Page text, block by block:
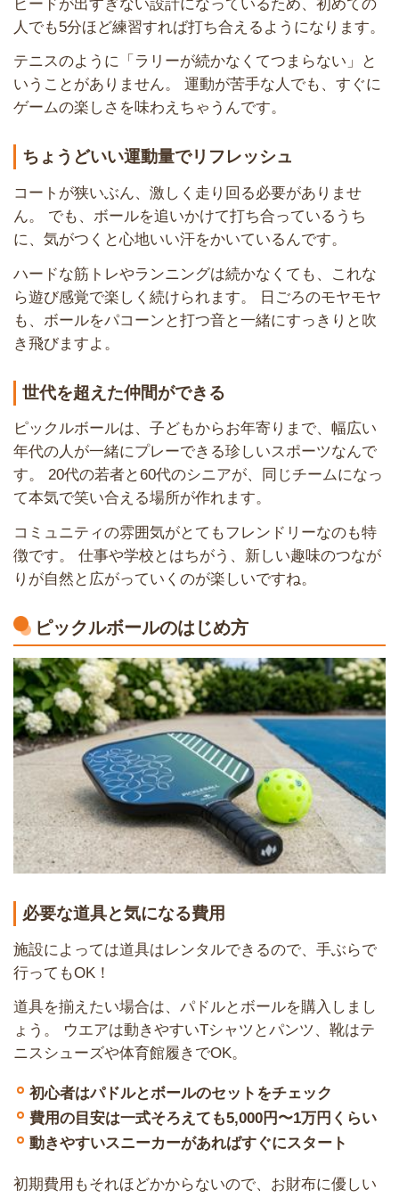
ピードが出すぎない設計になっているため、初めての
人でも5分ほど練習すれば打ち合えるようになります。
テニスのように「ラリーが続かなくてつまらない」と
いうことがありません。 運動が苦手な人でも、すぐに
ゲームの楽しさを味わえちゃうんです。
ちょうどいい運動量でリフレッシュ
コートが狭いぶん、激しく走り回る必要がありませ
ん。 でも、ボールを追いかけて打ち合っているうち
に、気がつくと心地いい汗をかいているんです。
ハードな筋トレやランニングは続かなくても、これな
ら遊び感覚で楽しく続けられます。 日ごろのモヤモヤ
も、ボールをパコーンと打つ音と一緒にすっきりと吹
き飛びますよ。
世代を超えた仲間ができる
ピックルボールは、子どもからお年寄りまで、幅広い
年代の人が一緒にプレーできる珍しいスポーツなんで
す。 20代の若者と60代のシニアが、同じチームになっ
て本気で笑い合える場所が作れます。
コミュニティの雰囲気がとてもフレンドリーなのも特
徴です。 仕事や学校とはちがう、新しい趣味のつなが
りが自然と広がっていくのが楽しいですね。
ピックルボールのはじめ方
必要な道具と気になる費用
施設によっては道具はレンタルできるので、手ぶらで
行ってもOK！
道具を揃えたい場合は、パドルとボールを購入しまし
ょう。 ウエアは動きやすいTシャツとパンツ、靴はテ
ニスシューズや体育館履きでOK。
初心者はパドルとボールのセットをチェック
費用の目安は一式そろえても5,000円〜1万円くらい
動きやすいスニーカーがあればすぐにスタート
初期費用もそれほどかからないので、お財布に優しい